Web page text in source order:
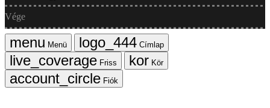
Vége
Menü
Címlap
Friss
Kör
Fiók